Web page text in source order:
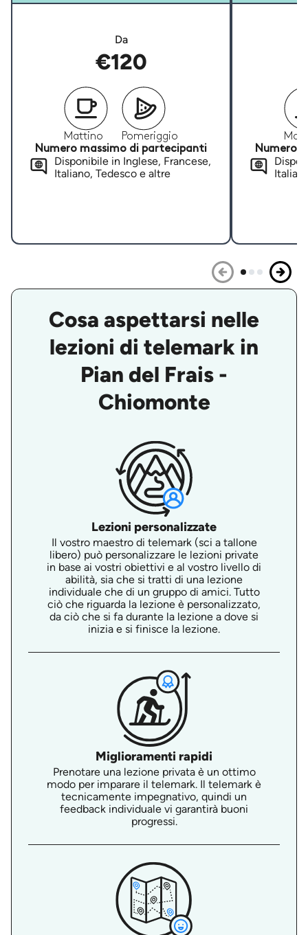
Da
€120
Mattino
Pomeriggio
Numero massimo di partecipanti
Disponibile in Inglese, Francese,
Italiano, Tedesco e altre
Numero
Cosa aspettarsi nelle
lezioni di telemark in
Pian del Frais -
Chiomonte
Lezioni personalizzate
Il vostro maestro di telemark (sci a tallone
libero) può personalizzare le lezioni private
in base ai vostri obiettivi e al vostro livello di
abilità, sia che si tratti di una lezione
individuale che di un gruppo di amici. Tutto
ciò che riguarda la lezione è personalizzato,
da ciò che si fa durante la lezione a dove si
inizia e si finisce la lezione.
Miglioramenti rapidi
Prenotare una lezione privata è un ottimo
modo per imparare il telemark. Il telemark è
tecnicamente impegnativo, quindi un
feedback individuale vi garantirà buoni
progressi.